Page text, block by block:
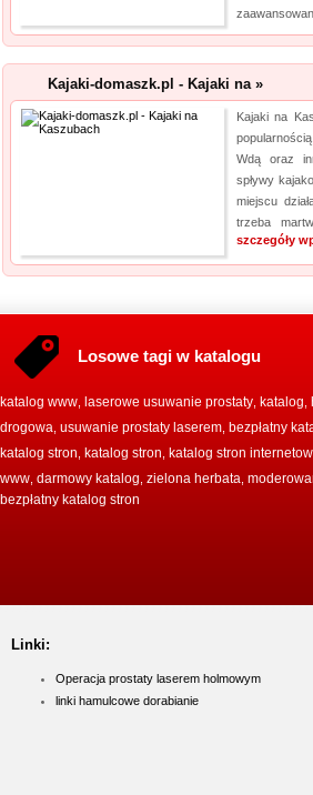
Kajaki-domaszk.pl - Kajaki na »
Kajaki na
Wdą oraz
spływy
miejscu
trzeba
szczegóły
Losowe tagi w katalogu
katalog www laserowe usuwanie prostaty katalog
drogowa usuwanie prostaty laserem bezpłatny
katalog stron katalog stron katalog stron
www darmowy katalog zielona herbata
bezpłatny katalog stron
Linki:
Operacja prostaty laserem holmowym
linki hamulcowe dorabianie